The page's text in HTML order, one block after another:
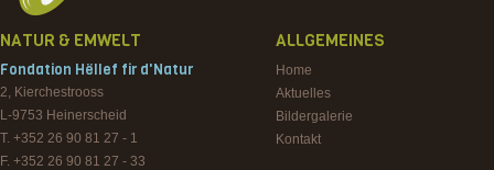
NATUR & EMWELT
Fondation Hëllef fir d'Natur
2, Kierchestrooss
L-9753 Heinerscheid
T. +352 26 90 81 27 - 1
F. +352 26 90 81 27 - 33
ALLGEMEINES
Home
Aktuelles
Bildergalerie
Kontakt